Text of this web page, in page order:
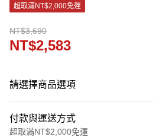
超取滿NT$2,000免運
NT$3,690
NT$2,583
請選擇商品選項
付款與運送方式
超取滿NT$2,000免運